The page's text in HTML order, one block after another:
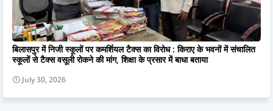
बिलासपुर में निजी स्कूलों पर कमर्शियल टैक्स का विरोध : किराए के भवनों में संचालित
स्कूलों से टैक्स वसूली रोकने की मांग, शिक्षा के प्रसार में बाधा बताया
July 30, 2026